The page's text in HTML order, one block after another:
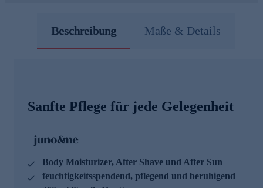
Beschreibung Maße & Details
Sanfte Pflege für jede Gelegenheit
Body Moisturizer, After Shave und After Sun
feuchtigkeitsspendend, pflegend und beruhigend